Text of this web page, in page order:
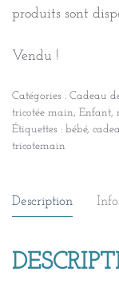
produits sont
Vendu !
Catégories : Cadeau
tricotée main, Enfant,
Étiquettes : bébé,
tricotemain
Description